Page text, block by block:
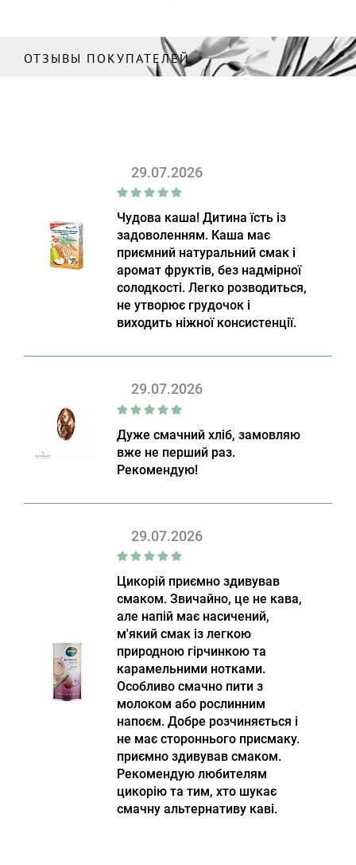
ОТЗЫВЫ ПОКУПАТЕЛЕЙ
29.07.2026
Чудова каша! Дитина їсть із
задоволенням. Каша має
приємний натуральний смак і
аромат фруктів, без надмірної
солодкості. Легко розводиться,
не утворює грудочок і
виходить ніжної консистенції.
29.07.2026
Дуже смачний хліб, замовляю
вже не перший раз.
Рекомендую!
29.07.2026
Цикорій приємно здивував
смаком. Звичайно, це не кава,
але напій має насичений,
м'який смак із легкою
природною гірчинкою та
карамельними нотками.
Особливо смачно пити з
молоком або рослинним
напоєм. Добре розчиняється і
не має стороннього присмаку.
приємно здивував смаком.
Рекомендую любителям
цикорію та тим, хто шукає
смачну альтернативу каві.